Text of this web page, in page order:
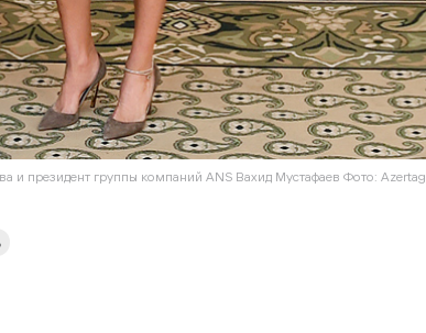
и президент группы компаний ANS Вахид Мустафаев Фото: Azertag